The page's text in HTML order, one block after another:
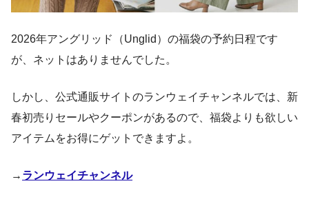
2026年アングリッド（Unglid）の福袋の予約日程です
が、ネットはありませんでした。
しかし、公式通販サイトのランウェイチャンネルでは、新
春初売りセールやクーポンがあるので、福袋よりも欲しい
アイテムをお得にゲットできますよ。
→ ランウェイチャンネル